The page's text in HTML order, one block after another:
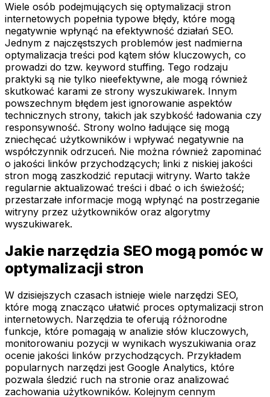
Wiele osób podejmujących się optymalizacji stron
internetowych popełnia typowe błędy, które mogą
negatywnie wpłynąć na efektywność działań SEO.
Jednym z najczęstszych problemów jest nadmierna
optymalizacja treści pod kątem słów kluczowych, co
prowadzi do tzw. keyword stuffing. Tego rodzaju
praktyki są nie tylko nieefektywne, ale mogą również
skutkować karami ze strony wyszukiwarek. Innym
powszechnym błędem jest ignorowanie aspektów
technicznych strony, takich jak szybkość ładowania czy
responsywność. Strony wolno ładujące się mogą
zniechęcać użytkowników i wpływać negatywnie na
współczynnik odrzuceń. Nie można również zapominać
o jakości linków przychodzących; linki z niskiej jakości
stron mogą zaszkodzić reputacji witryny. Warto także
regularnie aktualizować treści i dbać o ich świeżość;
przestarzałe informacje mogą wpłynąć na postrzeganie
witryny przez użytkowników oraz algorytmy
wyszukiwarek.
Jakie narzędzia SEO mogą pomóc w
optymalizacji stron
W dzisiejszych czasach istnieje wiele narzędzi SEO,
które mogą znacząco ułatwić proces optymalizacji stron
internetowych. Narzędzia te oferują różnorodne
funkcje, które pomagają w analizie słów kluczowych,
monitorowaniu pozycji w wynikach wyszukiwania oraz
ocenie jakości linków przychodzących. Przykładem
popularnych narzędzi jest Google Analytics, które
pozwala śledzić ruch na stronie oraz analizować
zachowania użytkowników. Kolejnym cennym